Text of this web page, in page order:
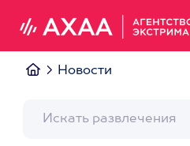
Новости